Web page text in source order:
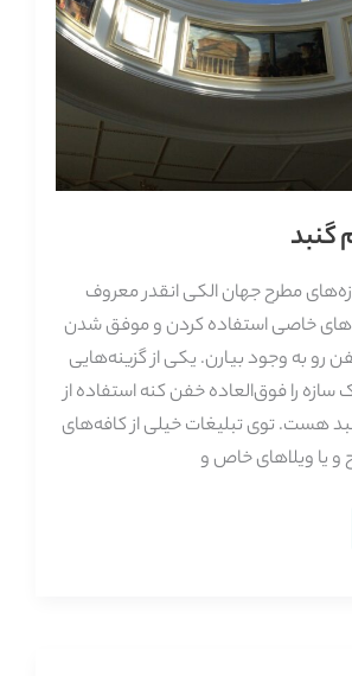
مطرح جهان الکی انقدر معروف
خاصی استفاده کردن و موفق شدن
رو به وجود بیارن. یکی از گزینه‌هایی
را فوق‌العاده خفن کنه استفاده از
هست. توی تبلیغات خیلی از کافه‌های
و یا ویلاهای خاص و